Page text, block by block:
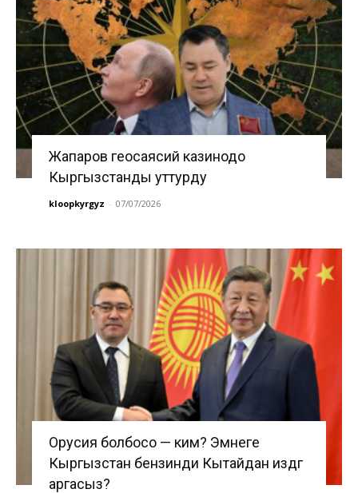
Жапаров геосаясий казинодо
Кыргызстанды уттурду
kloopkyrgyz - 07/07/2026
Орусия болбосо — ким? Эмнеге
Кыргызстан бензинди Кытайдан издөөгө
аргасыз?